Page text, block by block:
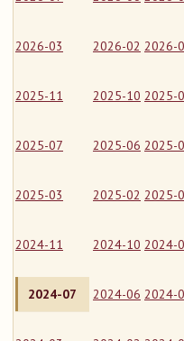
2026-03 2026-02 2026-
2025-11 2025-10 2025-
2025-07 2025-06 2025-
2025-03 2025-02 2025-
2024-11 2024-10 2024-
2024-07 2024-06 2024-